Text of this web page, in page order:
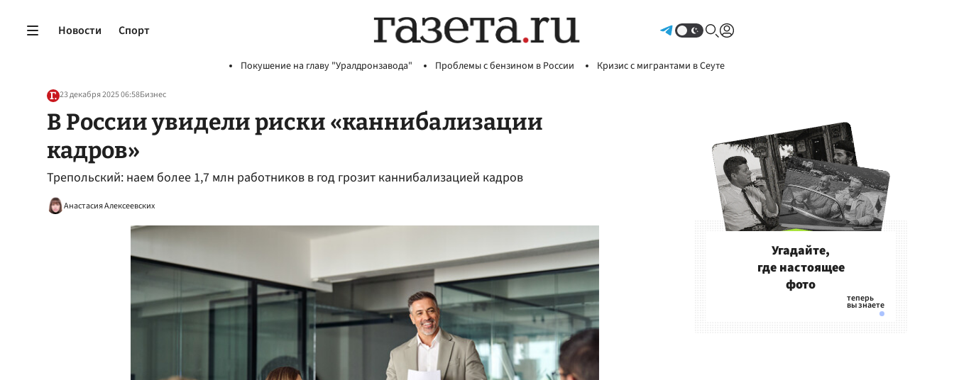
Новости Спорт
Покушение на главу "Уралдронзавода" Проблемы с бензином в России Кризис с мигрантами в Сеуте
23 декабря 2025 06:58Бизнес
В России увидели риски «каннибализации
кадров»
Трепольский: наем более 1,7 млн работников в год грозит каннибализацией кадров
Анастасия Алексеевских
Угадайте,
где настоящее
фото